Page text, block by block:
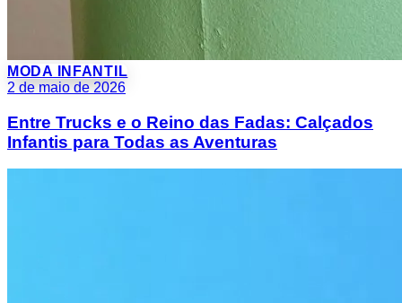
MODA INFANTIL
2 de maio de 2026
Entre Trucks e o Reino das Fadas: Calçados
Infantis para Todas as Aventuras